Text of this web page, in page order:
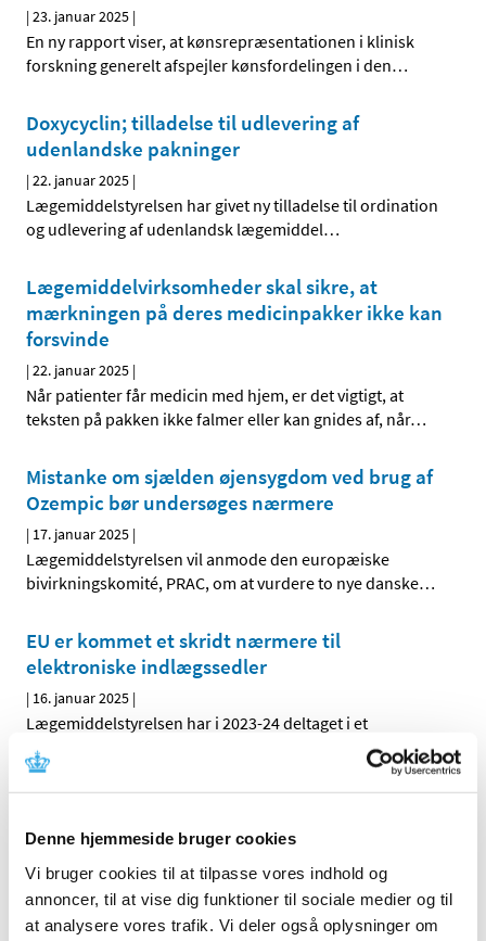
Denne hjemmeside bruger cookies
Vi bruger cookies til at tilpasse vores indhold og
annoncer, til at vise dig funktioner til sociale medier og til
at analysere vores trafik. Vi deler også oplysninger om
|23. januar 2025 |
En ny rapport viser, at kønsrepræsentationen i klinisk
forskning generelt afspejler kønsfordelingen i den…
Doxycyclin; tilladelse til udlevering af
udenlandske pakninger
|22. januar 2025 |
Lægemiddelstyrelsen har givet ny tilladelse til ordination
og udlevering af udenlandsk lægemiddel…
Lægemiddelvirksomheder skal sikre, at
mærkningen på deres medicinpakker ikke kan
forsvinde
|22. januar 2025 |
Når patienter får medicin med hjem, er det vigtigt, at
teksten på pakken ikke falmer eller kan gnides af, når…
Mistanke om sjælden øjensygdom ved brug af
Ozempic bør undersøges nærmere
| 17. januar 2025 |
Lægemiddelstyrelsen vil anmode den europæiske
bivirkningskomité, PRAC, om at vurdere to nye danske…
EU er kommet et skridt nærmere til
elektroniske indlægssedler
| 16. januar 2025 |
Lægemiddelstyrelsen har i 2023-24 deltaget i et
pilotprojekt, der skal bane vej for at anvende
lægemiddelinduceret leverskade og nye
anbefalinger om monitorering af
leverfunktionen før og under behandling